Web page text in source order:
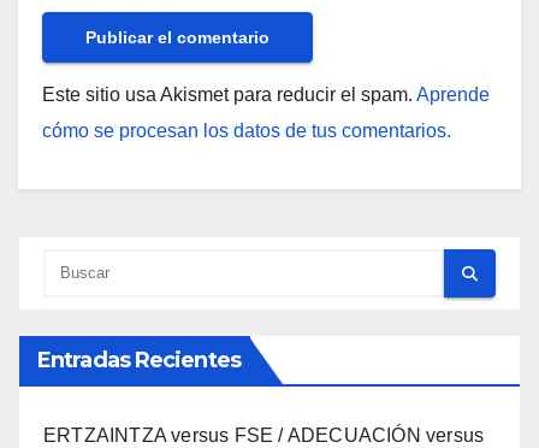
Este sitio usa Akismet para reducir el spam. Aprende
cómo se procesan los datos de tus comentarios.
Entradas Recientes
ERTZAINTZA versus FSE / ADECUACIÓN versus